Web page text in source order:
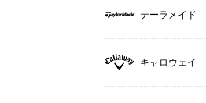
テーラメイド
キャロウェイ